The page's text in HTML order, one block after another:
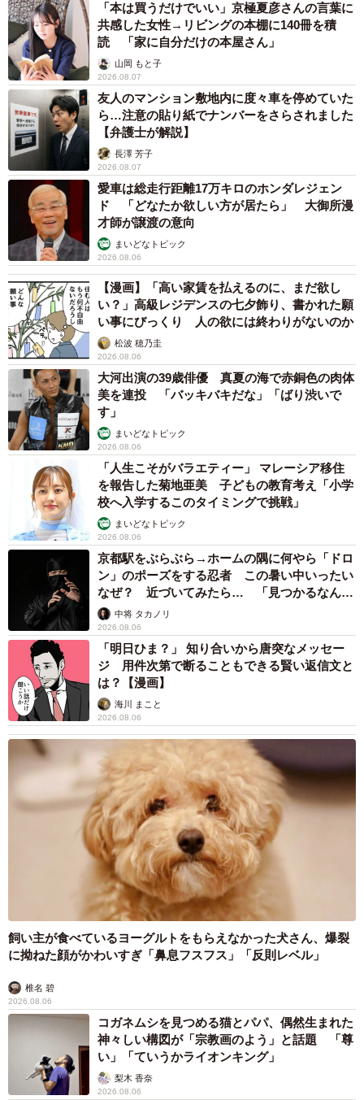
「本は買うだけでいい」京極夏彦さんの言葉に
共感した女性→リビングの本棚に140冊を積
読 「家に自分だけの本屋さん」
山岡 もと子
2026.08.07
友人のマンション敷地内に度々車を停めていた
ら…注意の貼り紙でナンバーをさらされました
【弁護士が解説】
長澤 芳子
2026.08.07
愛車は総走行距離17万キロのホンダレジェン
ド 「どなたか欲しい方が居たら」 大御所漫
才師が譲渡の意向
まいどなトピック
2026.08.06
【漫画】「高い家賃を払えるのに、まだ欲し
い？」高級レジデンスの七夕飾り、書かれた願
い事にびっくり 人の欲には終わりがないのか
松波 穂乃圭
2026.08.06
大河出演の39歳俳優 真夏の海で赤銅色の肉体
美を連投 「バッキバキだな」「ばり渋いで
す」
まいどなトピック
2026.08.06
「人生こそがバラエティー」 マレーシア移住
を報告した菊地亜美 子どもの教育考え「小学
校へ入学するこのタイミングで挑戦」
まいどなトピック
2026.08.06
京都駅をぶらぶら→ホームの隅に何やら「ドロ
ン」のポーズをする忍者 この暑い中いったい
なぜ？ 近づいてみたら… 「見つかるなんて
未熟」中将 タカノリ
2026.08.06
「明日ひま？」 知り合いから唐突なメッセー
ジ 用件次第で断ることもできる賢い返信文と
は？【漫画】
海川 まこと
2026.08.06
飼い主が食べているヨーグルトをもらえなかった犬さん、爆裂
に拗ねた顔がかわいすぎ「鼻息フスフス」「反則レベル」
椎名 碧
2026.08.06
コガネムシを見つめる猫とパパ、偶然生まれた
神々しい構図が「宗教画のよう」と話題 「尊
い」「ていうかライオンキング」
梨木 香奈
2026.08.06